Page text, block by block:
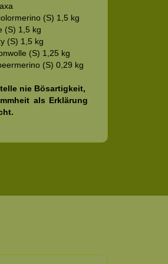
(S) 1,5 kg
(S) 1,5 kg
(S) 1,5 kg
(S) 1,25 kg
(S) 0,29 kg
nie Bösartigkeit,
als Erklärung